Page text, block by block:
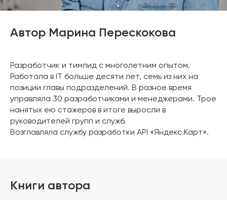
Автор Марина Перескокова
Разработчик и тимлид с многолетним опытом.
Работала в IT больше десяти лет, семь из них на
позиции главы подразделений. В разное время
управляла 30 разработчиками и менеджерами. Трое
нанятых ею стажеров в итоге выросли в
руководителей групп и служб.
Возглавляла службу разработки API «Яндекс.Карт».
Книги автора